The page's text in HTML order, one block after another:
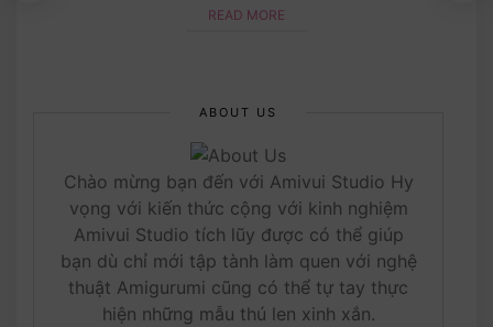
READ MORE
ABOUT US
Chào mừng bạn đến với Amivui Studio Hy
vọng với kiến thức cộng với kinh nghiệm
Amivui Studio tích lũy được có thể giúp
bạn dù chỉ mới tập tành làm quen với nghệ
thuật Amigurumi cũng có thể tự tay thực
hiện những mẫu thú len xinh xắn.